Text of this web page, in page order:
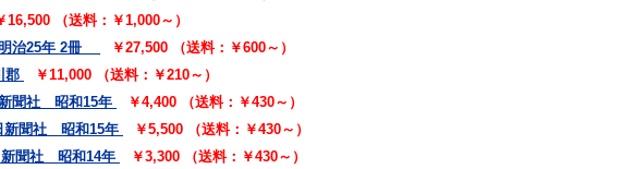
16,500 （送料：￥1,000～）
治25年 2冊
￥27,500 （送料：￥600～）
郡
￥11,000 （送料：￥210～）
聞社 昭和15年
￥4,400 （送料：￥430～）
新聞社 昭和15年
￥5,500 （送料：￥430～）
聞社 昭和14年
￥3,300 （送料：￥430～）